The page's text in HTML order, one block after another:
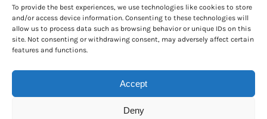
To provide the best experiences, we use technologies like cookies to store
and/or access device information. Consenting to these technologies will
allow us to process data such as browsing behavior or unique IDs on this
site. Not consenting or withdrawing consent, may adversely affect certain
features and functions.
Accept
Deny
SOCIALISEZ!
Copyright 1997-2026 ARIANNE Relocation Canada | All Rights Reserved |